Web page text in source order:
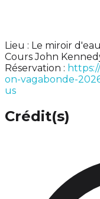
Lieu : Le miroir d'eau
Cours John
Réservation :
on-vagabonde-
us
Crédit(s)